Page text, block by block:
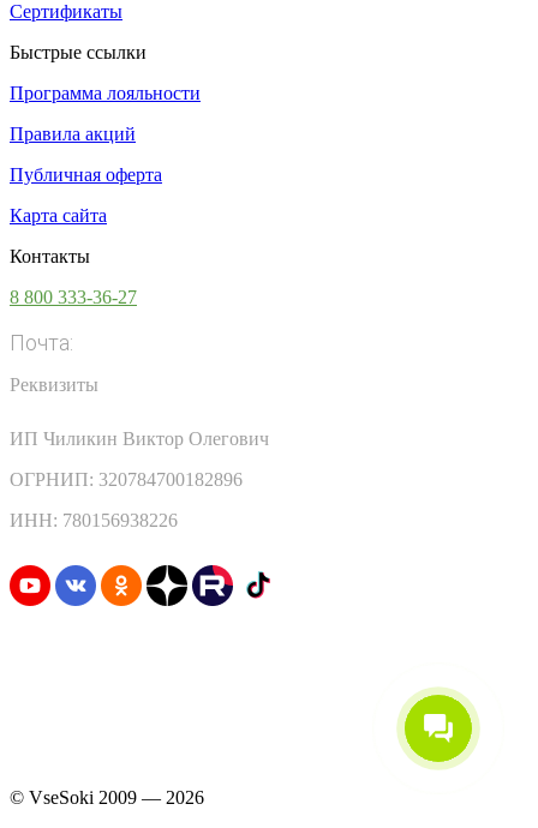
Сертификаты
Быстрые ссылки
Программа лояльности
Правила акций
Публичная оферта
Карта сайта
Контакты
8 800 333-36-27
Почта:
Реквизиты
ИП Чиликин Виктор Олегович
ОГРНИП: 320784700182896
ИНН: 780156938226
© VseSoki 2009 — 2026